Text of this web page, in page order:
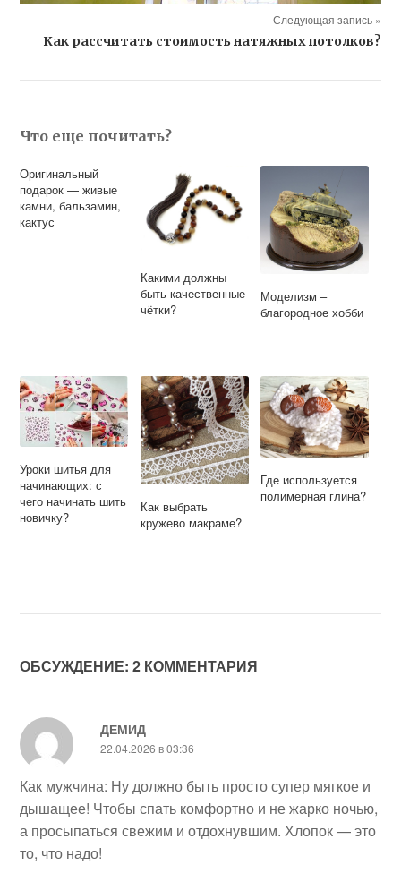
Следующая запись »
Как рассчитать стоимость натяжных потолков?
Что еще почитать?
Оригинальный
подарок — живые
камни, бальзамин,
кактус
Какими должны
быть качественные
чётки?
Моделизм –
благородное хобби
Уроки шитья для
начинающих: с
чего начинать шить
новичку?
Как выбрать
кружево макраме?
Где используется
полимерная глина?
ОБСУЖДЕНИЕ: 2 КОММЕНТАРИЯ
ДЕМИД
22.04.2026 в 03:36
Как мужчина: Ну должно быть просто супер мягкое и
дышащее! Чтобы спать комфортно и не жарко ночью,
а просыпаться свежим и отдохнувшим. Хлопок — это
то, что надо!